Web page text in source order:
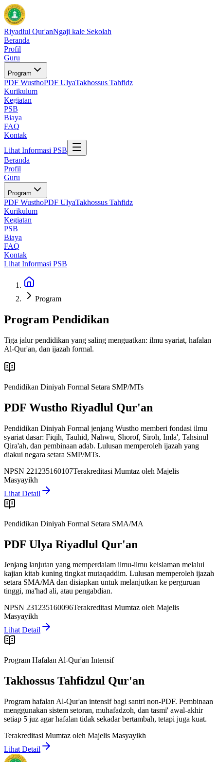
Riyadlul Qur'anNgaji kale Sekolah
Beranda
Profil
Guru
Program
PDF WusthoPDF UlyaTakhossus Tahfidz
Kurikulum
Kegiatan
PSB
Biaya
FAQ
Kontak
Lihat Informasi PSB
Beranda
Profil
Guru
Program
PDF WusthoPDF UlyaTakhossus Tahfidz
Kurikulum
Kegiatan
PSB
Biaya
FAQ
Kontak
Lihat Informasi PSB
Program
Program Pendidikan
Tiga jalur pendidikan yang saling menguatkan: ilmu syariat, hafalan
Al-Qur'an, dan ijazah formal.
Pendidikan Diniyah Formal Setara SMP/MTs
PDF Wustho Riyadlul Qur'an
Pendidikan Diniyah Formal jenjang Wustho memberi fondasi ilmu
syariat dasar: Fiqih, Tauhid, Nahwu, Shorof, Siroh, Imla', Tahsinul
Qira'ah, dan pembinaan adab. Lulusan memperoleh ijazah yang
diakui negara setara SMP/MTs.
NPSN 221235160107Terakreditasi Mumtaz oleh Majelis
Masyayikh
Lihat Detail
Pendidikan Diniyah Formal Setara SMA/MA
PDF Ulya Riyadlul Qur'an
Jenjang lanjutan yang memperdalam ilmu-ilmu keislaman melalui
kajian kitab kuning tingkat mutaqaddim. Lulusan memperoleh ijazah
setara SMA/MA dan disiapkan untuk melanjutkan ke perguruan
tinggi, ma'had ali, atau pengabdian.
NPSN 231235160096Terakreditasi Mumtaz oleh Majelis
Masyayikh
Lihat Detail
Program Hafalan Al-Qur'an Intensif
Takhossus Tahfidzul Qur'an
Program hafalan Al-Qur'an intensif bagi santri non-PDF. Pembinaan
menggunakan sistem setoran, muhafadzoh, dan tasmi' awal-akhir
setiap 5 juz agar hafalan tidak sekadar bertambah, tetapi juga kuat.
Terakreditasi Mumtaz oleh Majelis Masyayikh
Lihat Detail